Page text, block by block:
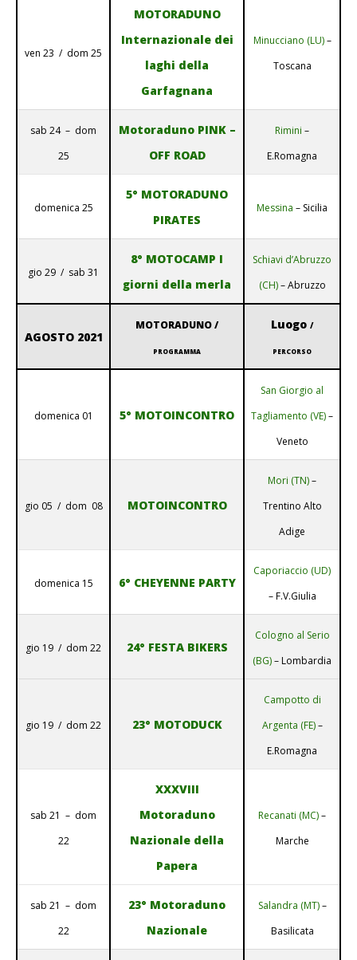
ven 23 / dom 25
MOTORADUNO
Internazionale dei
laghi della
Garfagnana
Minucciano (LU)–
Toscana
sab 24 – dom
25
Motoraduno PINK –
OFF ROAD
Rimini –
E.Romagna
domenica 25
5° MOTORADUNO
PIRATES
Messina – Sicilia
gio 29 / sab 31
8° MOTOCAMP I
giorni della merla
Schiavi d’Abruzzo
(CH)– Abruzzo
AGOSTO 2021
MOTORADUNO /
PROGRAMMA
Luogo /
PERCORSO
domenica 01 5° MOTOINCONTRO
San Giorgio al
Tagliamento (VE)–
Veneto
gio 05 / dom 08 MOTOINCONTRO
Mori (TN)–
Trentino Alto
Adige
domenica 15 6° CHEYENNE PARTY
Caporiaccio (UD)
– F.V.Giulia
gio 19 / dom 22 24° FESTA BIKERS
Cologno al Serio
(BG)– Lombardia
gio 19 / dom 22 23° MOTODUCK
Campotto di
Argenta (FE)–
E.Romagna
sab 21 – dom
22
XXXVIII
Motoraduno
Nazionale della
Papera
Recanati (MC)–
Marche
sab 21 – dom
22
23° Motoraduno
Nazionale
Salandra (MT)–
Basilicata